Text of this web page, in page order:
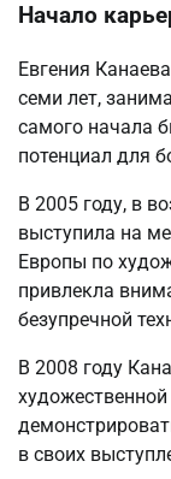
Начало
Евгения
семи лет,
самого начала
потенциал для
В 2005 году, в
выступила на
Европы по
привлекла
безупречной
В 2008 году
в своих